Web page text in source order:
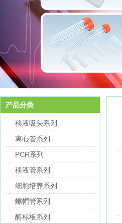
产品分类
移液吸头系列
离心管系列
PCR系列
移液管系列
细胞培养系列
螺帽管系列
酶标板系列